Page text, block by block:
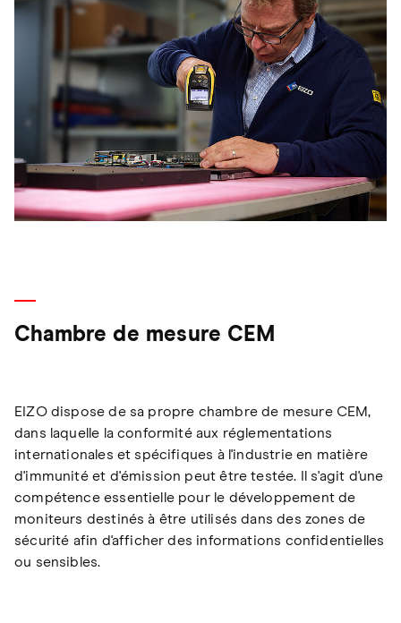
Chambre de mesure CEM
EIZO dispose de sa propre chambre de mesure CEM,
dans laquelle la conformité aux réglementations
internationales et spécifiques à l'industrie en matière
d'immunité et d'émission peut être testée. Il s'agit d'une
compétence essentielle pour le développement de
moniteurs destinés à être utilisés dans des zones de
sécurité afin d'afficher des informations confidentielles
ou sensibles.